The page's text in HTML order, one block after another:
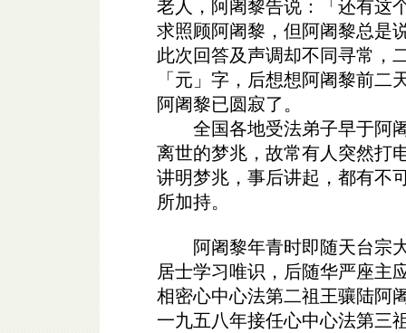
老人，阿阇黎告说：「还有这
求照顾阿阇黎，但阿阇黎总是
此次回答及声调却不同寻常，
「元」字，后想想阿阇黎前
阿阇黎已圆寂了。
全国各地受法弟子早于阿阇
离世的梦兆，故常有人突然打
讲明梦兆，事后讲起，都有不
所加持。
阿阇黎年青时即随天台宗大
居士学习唯识，后随华严座主
相密心中心法第二祖王骧陆阿
一九五八年接任心中心法第三